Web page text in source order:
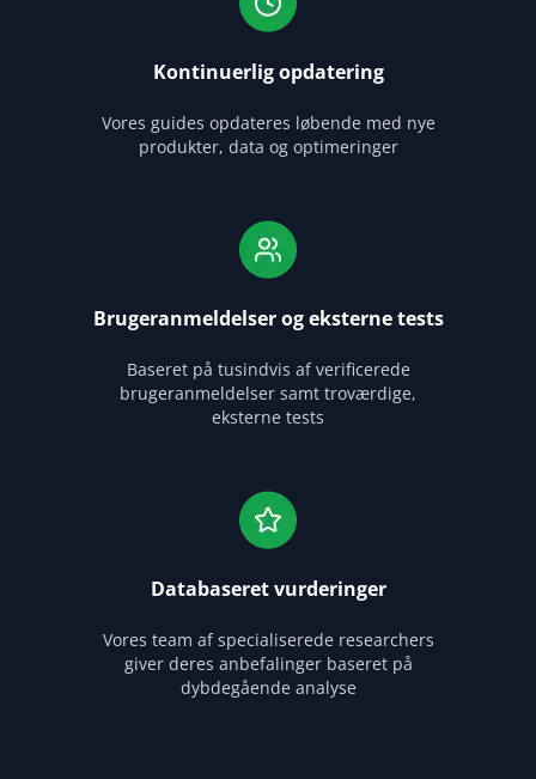
Kontinuerlig opdatering
Vores guides opdateres løbende med nye
produkter, data og optimeringer
Brugeranmeldelser og eksterne tests
Baseret på tusindvis af verificerede
brugeranmeldelser samt troværdige,
eksterne tests
Databaseret vurderinger
Vores team af specialiserede researchers
giver deres anbefalinger baseret på
dybdegående analyse